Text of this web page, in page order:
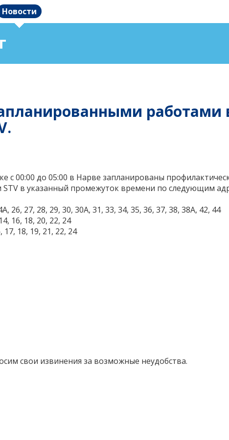
Новости
с 00:00 до 05:00 в Нарве запланированы
STV в указанный промежуток времени по следующим
26, 27, 28, 29, 30, 30A, 31, 33, 34, 35, 36, 37, 38, 38A, 42, 44
16, 18, 20, 22, 24
17, 18, 19, 21, 22, 24
свои извинения за возможные неудобства.